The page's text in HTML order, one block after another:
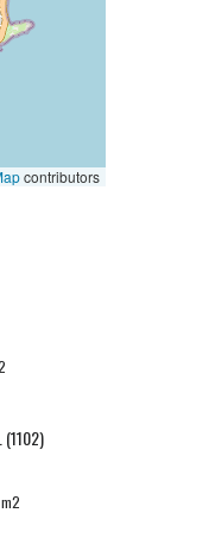
contributors
(1102)